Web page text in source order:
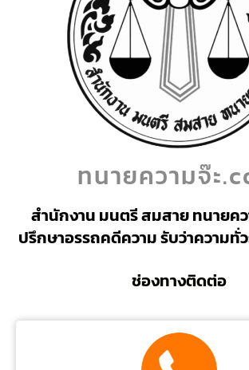
ทนายความจ๊ะ
สำนักงาน มนตรี สมสาย ทนายคว
ปรึกษาอรรถคดีความ รับว่าความทั่
ช่องทางติดต่อ